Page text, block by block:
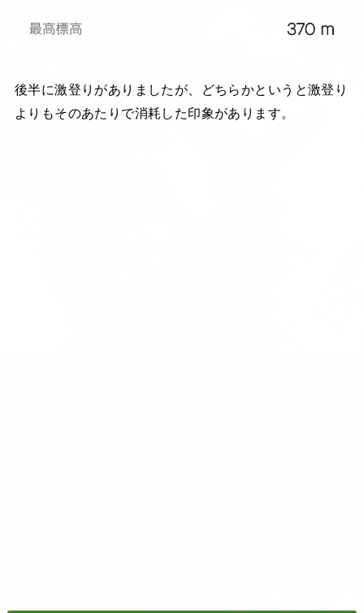
後半に激登りがありましたが、どちらかというと激登り
よりもそのあたりで消耗した印象があります。